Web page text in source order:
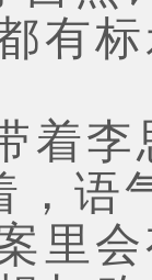
有
思
，语
里